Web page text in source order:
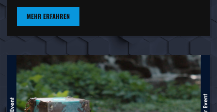
MEHR ERFAHREN